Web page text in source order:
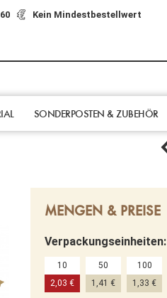
Kein Mindestbestellwert
SONDERPOSTEN & ZUBEHÖR
MENGEN & PREISE
Verpackungseinheiten:
10
2,03 €
50
1,41 €
100
1,33 €